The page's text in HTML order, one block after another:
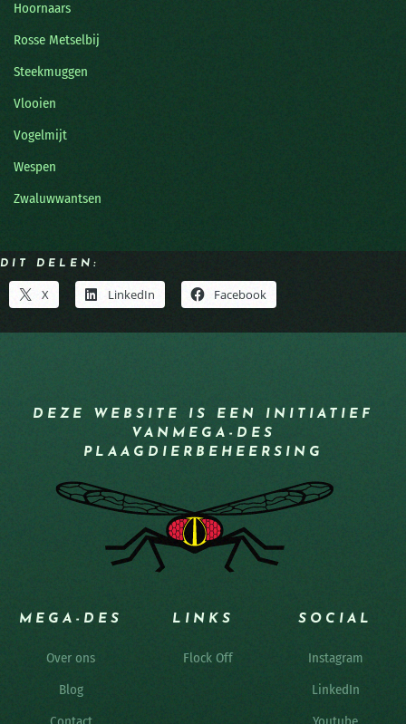
Hoornaars
Rosse Metselbij
Steekmuggen
Vlooien
Vogelmijt
Wespen
Zwaluwwantsen
DIT DELEN:
X LinkedIn Facebook
DEZE WEBSITE IS EEN INITIATIEF
VAN MEGA-DES
PLAAGDIERBEHEERSING
MEGA-DES
Over ons
Blog
LINKS
Flock Off
SOCIAL
Instagram
LinkedIn